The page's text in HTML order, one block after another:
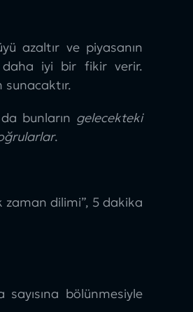
azaltır ve piyasanın
daha iyi bir fikir verir.
bunların gelecekteki
.
dilimi”, 5 dakika
bölünmesiyle